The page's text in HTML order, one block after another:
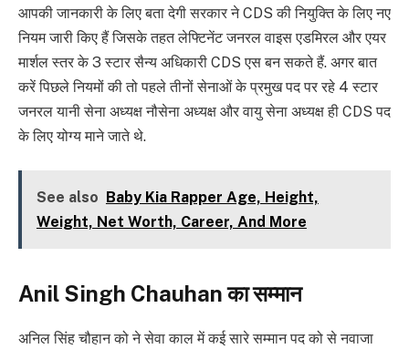
आपकी जानकारी के लिए बता देगी सरकार ने CDS की नियुक्ति के लिए नए
नियम जारी किए हैं जिसके तहत लेफ्टिनेंट जनरल वाइस एडमिरल और एयर
मार्शल स्तर के 3 स्टार सैन्य अधिकारी CDS एस बन सकते हैं. अगर बात
करें पिछले नियमों की तो पहले तीनों सेनाओं के प्रमुख पद पर रहे 4 स्टार
जनरल यानी सेना अध्यक्ष नौसेना अध्यक्ष और वायु सेना अध्यक्ष ही CDS पद
के लिए योग्य माने जाते थे.
See also Baby Kia Rapper Age, Height,
Weight, Net Worth, Career, And More
Anil Singh Chauhan का सम्मान
अनिल सिंह चौहान को ने सेवा काल में कई सारे सम्मान पद को से नवाजा